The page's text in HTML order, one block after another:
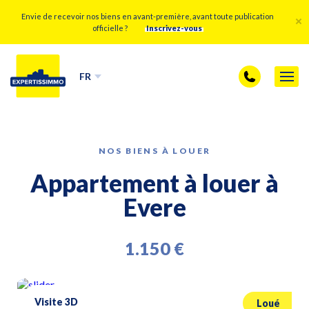
Envie de recevoir nos biens en avant-première, avant toute publication
officielle ?
Inscrivez-vous
FR
NOS BIENS À LOUER
Appartement à louer à
Evere
1.150 €
Visite 3D Loué